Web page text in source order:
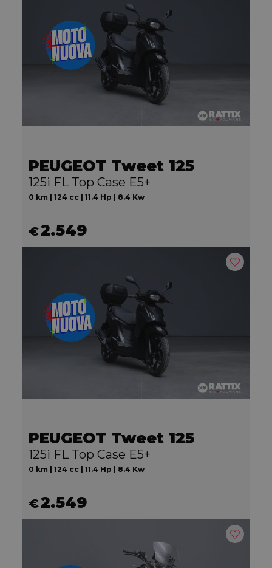
PEUGEOT Tweet 125
125i FL Top Case E5+
0 km | 124 cc | 11.4 Hp | 8.4 Kw
€2.549
PEUGEOT Tweet 125
125i FL Top Case E5+
0 km | 124 cc | 11.4 Hp | 8.4 Kw
€2.549